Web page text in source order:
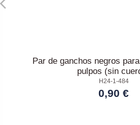
Par de ganchos negros
pulpos (sin
H24-1-484
0,90 €